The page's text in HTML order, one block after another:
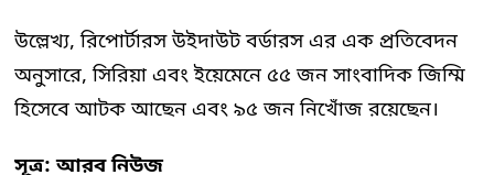
উল্লেখ্য, রিপোর্টারস উইদাউট বর্ডারস এর এক প্রতিবেদন
অনুসারে, সিরিয়া এবং ইয়েমেনে ৫৫ জন সাংবাদিক জিম্মি
হিসেবে আটক আছেন এবং ৯৫ জন নিখোঁজ রয়েছেন।
সূত্র: আরব নিউজ